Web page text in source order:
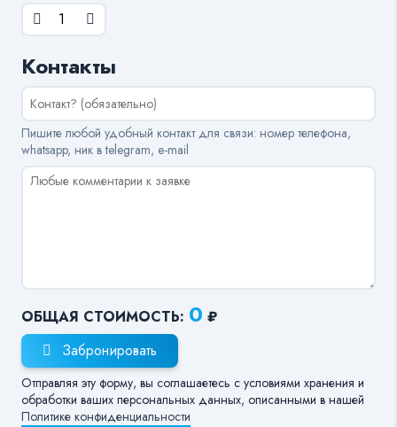
Контакты
Пишите любой удобный контакт для связи: номер телефона,
whatsapp, ник в telegram, e-mail
ОБЩАЯ СТОИМОСТЬ: 0 ₽
Забронировать
Отправляя эту форму, вы соглашаетесь с условиями хранения и
обработки ваших персональных данных, описанными в нашей
Политике конфиденциальности